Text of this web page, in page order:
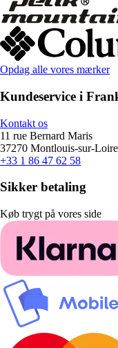
Opdag alle vores mærker
Kundeservice i
Kontakt os
11 rue Bernard Maris
37270 Montlouis-sur-
+33 1 86 47 62 58
Sikker betaling
Køb trygt på vores side